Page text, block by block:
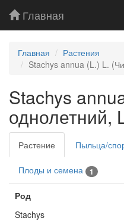
Главная
Главная
Растения
Stachys annua (L.) L.
Stachys
однолетний,
Растение Пыльца/
Плоды и семена 1
Род
Stachys